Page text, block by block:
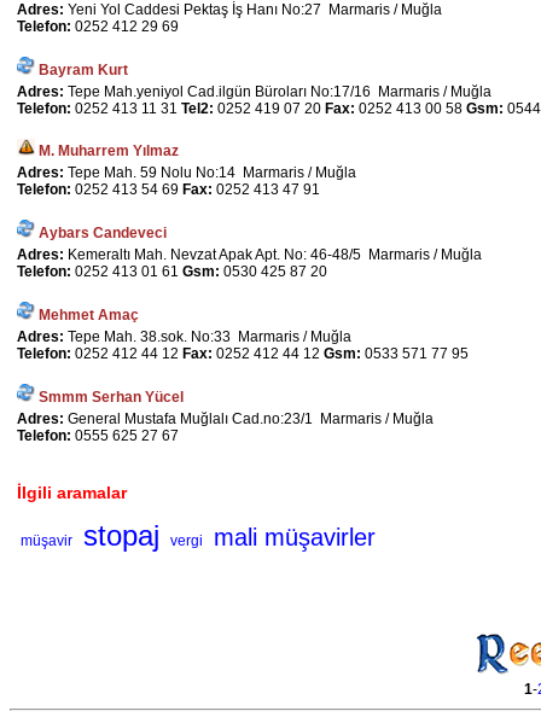
Adres: Yeni Yol Caddesi Pektaş İş Hanı No:27 Marmaris / Muğla
Telefon: 0252 412 29 69
Bayram Kurt
Adres: Tepe Mah.yeniyol Cad.ilgün Büroları No:17/16 Marmaris / Muğla
Telefon: 0252 413 11 31 Tel2: 0252 419 07 20 Fax: 0252 413 00 58 Gsm:
M. Muharrem Yılmaz
Adres: Tepe Mah. 59 Nolu No:14 Marmaris / Muğla
Telefon: 0252 413 54 69 Fax: 0252 413 47 91
Aybars Candeveci
Adres: Kemeraltı Mah. Nevzat Apak Apt. No: 46-48/5 Marmaris / Muğla
Telefon: 0252 413 01 61 Gsm: 0530 425 87 20
Mehmet Amaç
Adres: Tepe Mah. 38.sok. No:33 Marmaris / Muğla
Telefon: 0252 412 44 12 Fax: 0252 412 44 12 Gsm: 0533 571 77 95
Smmm Serhan Yücel
Adres: General Mustafa Muğlalı Cad.no:23/1 Marmaris / Muğla
Telefon: 0555 625 27 67
İlgili aramalar
müşavir stopaj vergi mali müşavirler
1-